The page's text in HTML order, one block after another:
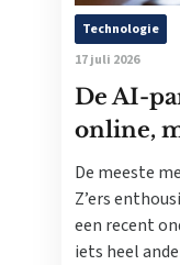
Technologie
17 juli 2026
De AI-
online,
De meeste
Z’ers
een recent
iets heel